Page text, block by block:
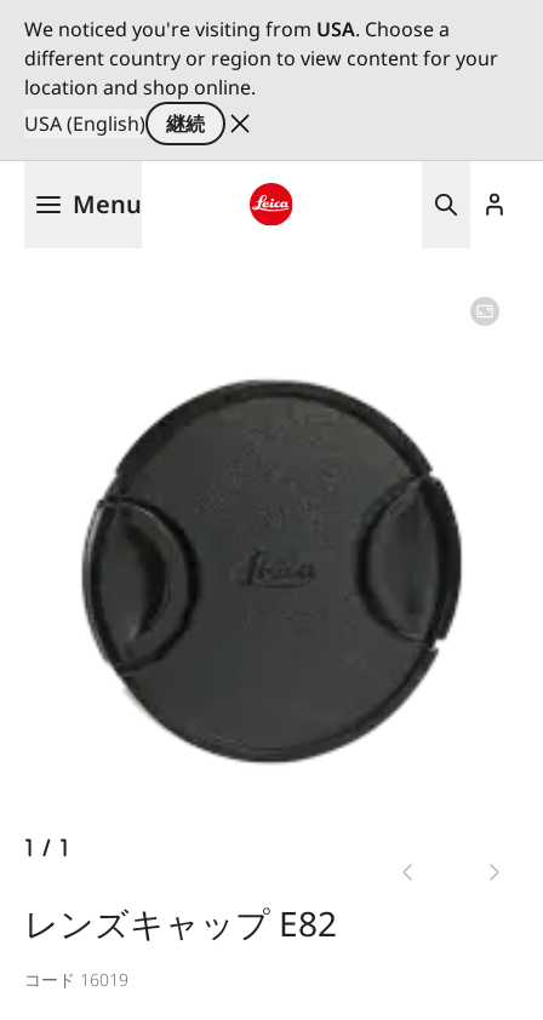
We noticed you're visiting from USA. Choose a
different country or region to view content for your
location and shop online.
USA (English)
継続
Menu
1 / 1
レンズキャップ E82
コード 16019